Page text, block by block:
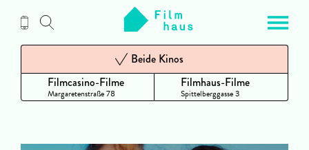
Inhalt
Filmcasino-Filme
Margaretenstraße 78
Beide Kinos
Filmhaus-Filme
Spittelberggasse 3